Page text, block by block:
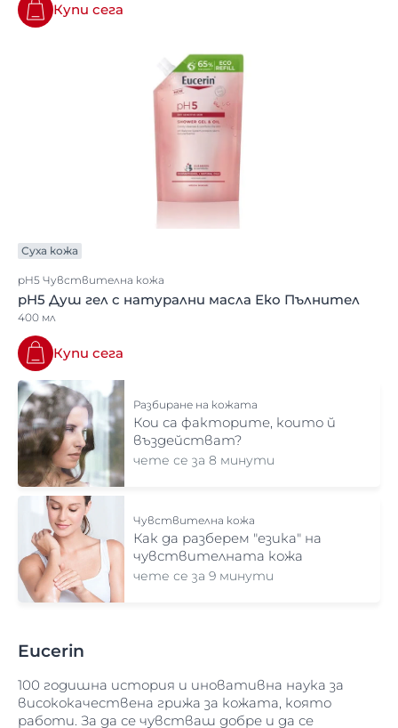
Купи сега
Суха кожа
pH5 Чувствителна кожа
pH5 Душ гел с натурални масла Еко Пълнител
400 мл
Купи сега
Разбиране на кожата
Кои са факторите, които й
въздействат?
чете се за 8 минути
Чувствителна кожа
Как да разберем "езика" на
чувствителната кожа
чете се за 9 минути
Eucerin
100 годишна история и иновативна наука за
висококачествена грижа за кожата, която
работи. За да се чувстваш добре и да се